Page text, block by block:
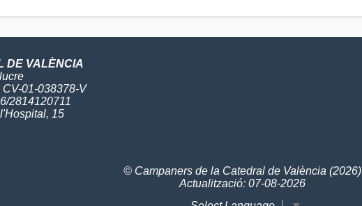
DE VALÈNCIA
01-038378-V
2814120711
15
© Campaners de la Catedral de València (2026)
Actualització: 07-08-2026